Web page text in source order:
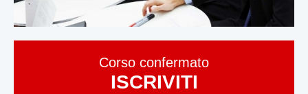
Corso confermato
ISCRIVITI